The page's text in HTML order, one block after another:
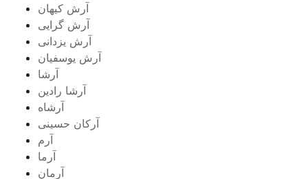
آرش کیهان
آرش گرایی
آرش یزدانی
آرش یوسفیان
آرشا
آرشا رادین
آرشاه
آرکان حسینی
آرم
آرما
آرمان